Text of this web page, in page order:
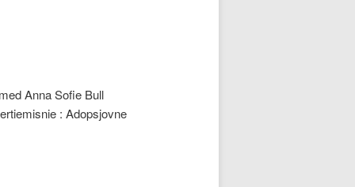
Anna Sofie Bull
: Adopsjovne